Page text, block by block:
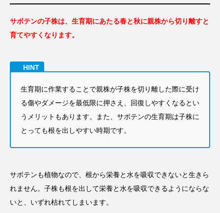
サボテンの子株は、生育期にあたる春と秋に親株から切り離すと
育てやすくなります。
生育期に作業することで親株が子株を切り離した際に受け
る傷やダメージを最低限に押さえ、回復しやすくなるとい
うメリットもあります。
また、サボテンの生育期は子株に
とっても根を出しやすい時期です。
サボテンも植物なので、根から栄養と水を吸収できないと生きら
れません。子株も根を出して栄養と水を吸収できるようにならな
いと、いずれ枯れてしまいます。